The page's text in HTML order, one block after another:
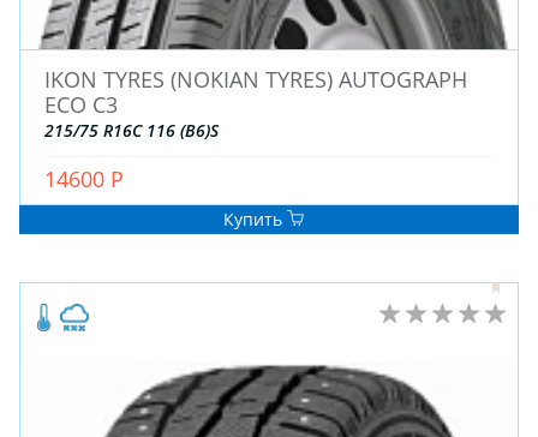
ДЛЯ ГРУЗОВЫХ АВТО
ЛИТЫЕ
ШТАМПОВАНЫЕ
IKON TYRES (NOKIAN TYRES) AUTOGRAPH
ECO C3
215/75 R16C 116 (B6)S
14600 Р
Купить